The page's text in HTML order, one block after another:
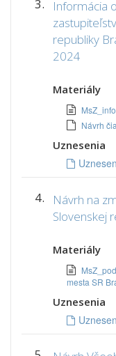
3.
Informácia
republiky
2024
Materiály
Návrh
Uznesenia
4.
Návrh na
Slovenskej
Materiály
mesta SR
Uznesenia